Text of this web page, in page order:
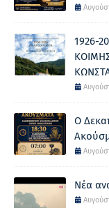
1926-
Ο
Νέα